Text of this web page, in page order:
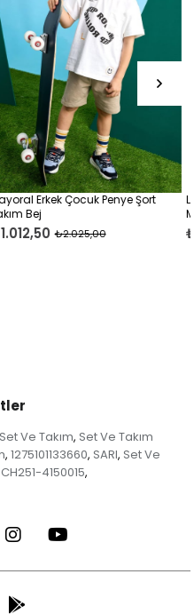
Losan Erkek Bebek Penye Şort
Mavi
₺979,99 ₺1.950,00
Ve Takım, Set Ve Takım
, 1275101133660, SARI, Set Ve
CH251-4150015,